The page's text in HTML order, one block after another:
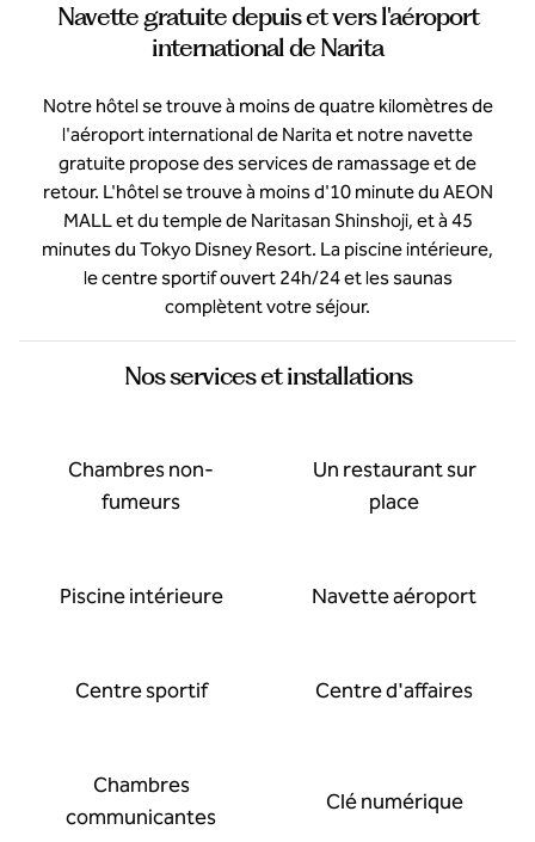
Navette gratuite depuis et vers l'aéroport
international de Narita
Notre hôtel se trouve à moins de quatre kilomètres de
l'aéroport international de Narita et notre navette
gratuite propose des services de ramassage et de
retour. L'hôtel se trouve à moins d'10 minute du AEON
MALL et du temple de Naritasan Shinshoji, et à 45
minutes du Tokyo Disney Resort. La piscine intérieure,
le centre sportif ouvert 24h/24 et les saunas
complètent votre séjour.
Nos services et installations
Chambres non-
fumeurs
Un restaurant sur
place
Piscine intérieure Navette aéroport
Centre sportif Centre d'affaires
Chambres
communicantes
Clé numérique